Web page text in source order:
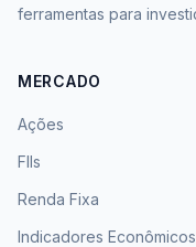
ferramentas para
MERCADO
Ações
FIIs
Renda Fixa
Indicadores Econômicos